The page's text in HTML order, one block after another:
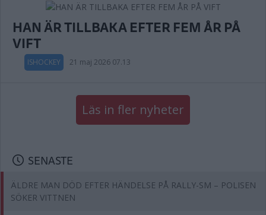
HAN ÄR TILLBAKA EFTER FEM ÅR PÅ
VIFT
ISHOCKEY 21 maj 2026 07.13
Läs in fler nyheter
SENASTE
ÄLDRE MAN DÖD EFTER HÄNDELSE PÅ RALLY-SM – POLISEN
SÖKER VITTNEN